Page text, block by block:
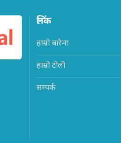
लिंक
हाम्रो बारेमा
हाम्रो टोली
सम्पर्क